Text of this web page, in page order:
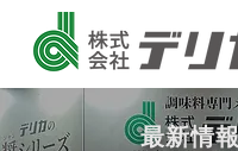
最新情